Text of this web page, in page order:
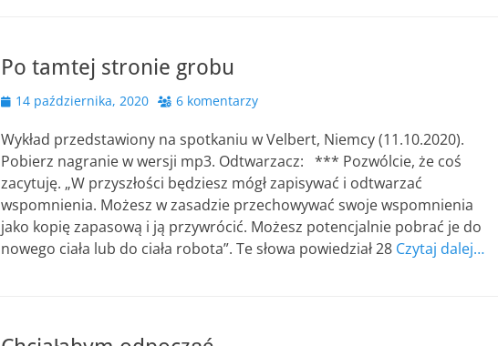
Po tamtej stronie grobu
Opublikowano
14 października, 2020 6 komentarzy
Wykład przedstawiony na spotkaniu w Velbert, Niemcy (11.10.2020).
Pobierz nagranie w wersji mp3. Odtwarzacz: *** Pozwólcie, że coś
zacytuję. „W przyszłości będziesz mógł zapisywać i odtwarzać
wspomnienia. Możesz w zasadzie przechowywać swoje wspomnienia
jako kopię zapasową i ją przywrócić. Możesz potencjalnie pobrać je do
nowego ciała lub do ciała robota”. Te słowa powiedział 28 Czytaj dalej…